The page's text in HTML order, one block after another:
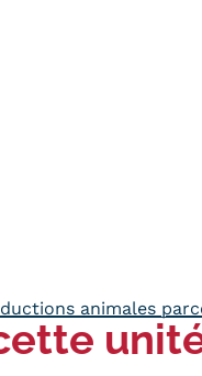
animales